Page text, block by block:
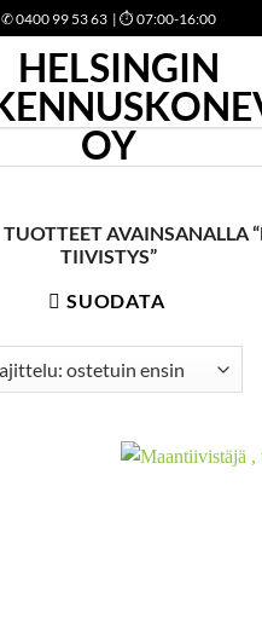
✆0400 99 53 63 | ⏱ 07:00-16:00
TUOTTEET AVAINSANALLA
TIIVISTYS”
SUODATA